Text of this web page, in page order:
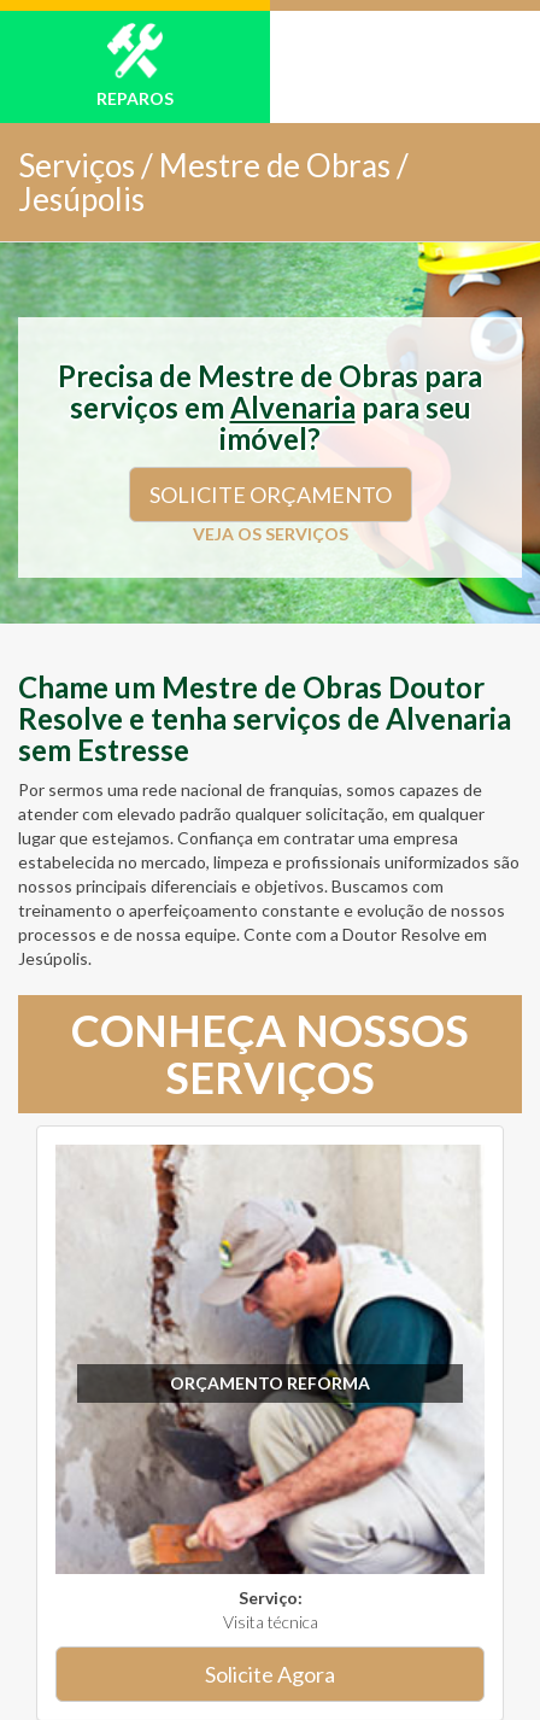
REPAROS
Serviços / Mestre de Obras /
Jesúpolis
Precisa de Mestre de Obras para
serviços em Alvenariapara seu
imóvel?
SOLICITE ORÇAMENTO
VEJA OS SERVIÇOS
Chame um Mestre de Obras Doutor
Resolve e tenha serviços de Alvenaria
sem Estresse
Por sermos uma rede nacional de franquias, somos capazes de
atender com elevado padrão qualquer solicitação, em qualquer
lugar que estejamos. Confiança em contratar uma empresa
estabelecida no mercado, limpeza e profissionais uniformizados são
nossos principais diferenciais e objetivos. Buscamos com
treinamento o aperfeiçoamento constante e evolução de nossos
processos e de nossa equipe. Conte com a Doutor Resolve em
Jesúpolis.
CONHEÇA NOSSOS
SERVIÇOS
ORÇAMENTO REFORMA
Serviço:
Visita técnica
Solicite Agora